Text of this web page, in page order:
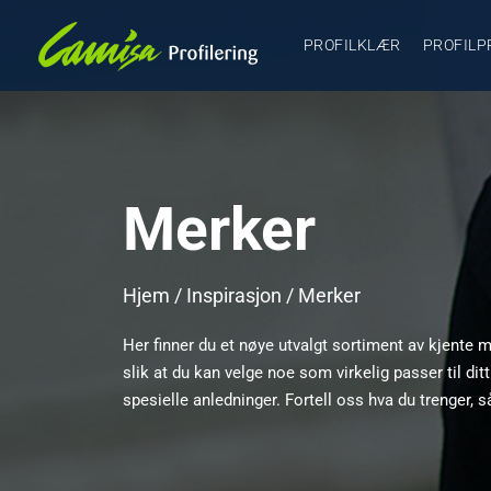
PROFILKLÆR
Merker
Hjem / Inspirasjon / Merker
Her finner du et nøye utvalgt sortiment av kjente
slik at du kan velge noe som virkelig passer til
spesielle anledninger. Fortell oss hva du trenger,